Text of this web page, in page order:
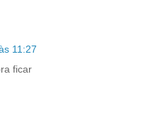
11:27
ficar